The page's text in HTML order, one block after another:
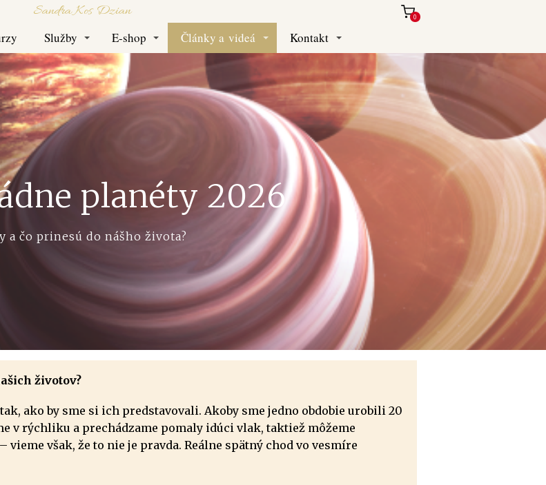
Sandra Kos Dzian 0
Služby E-shop Články a videá Kontakt
planéty 2026
a čo prinesú do nášho života?
životov?
ako by sme si ich predstavovali. Akoby sme jedno obdobie urobili 20
v rýchliku a prechádzame pomaly idúci vlak, taktiež môžeme
však, že to nie je pravda. Reálne spätný chod vo vesmíre